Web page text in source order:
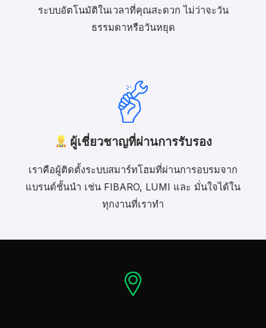
ระบบอัตโนมัติในเวลาที่คุณสะดวก ไม่ว่าจะวัน
ธรรมดาหรือวันหยุด
ผู้เชี่ยวชาญที่ผ่านการรับรอง
เราคือผู้ติดตั้งระบบสมาร์ทโฮมที่ผ่านการอบรมจาก
แบรนด์ชั้นนำ เช่น FIBARO, LUMI และ มั่นใจได้ใน
ทุกงานที่เราทำ